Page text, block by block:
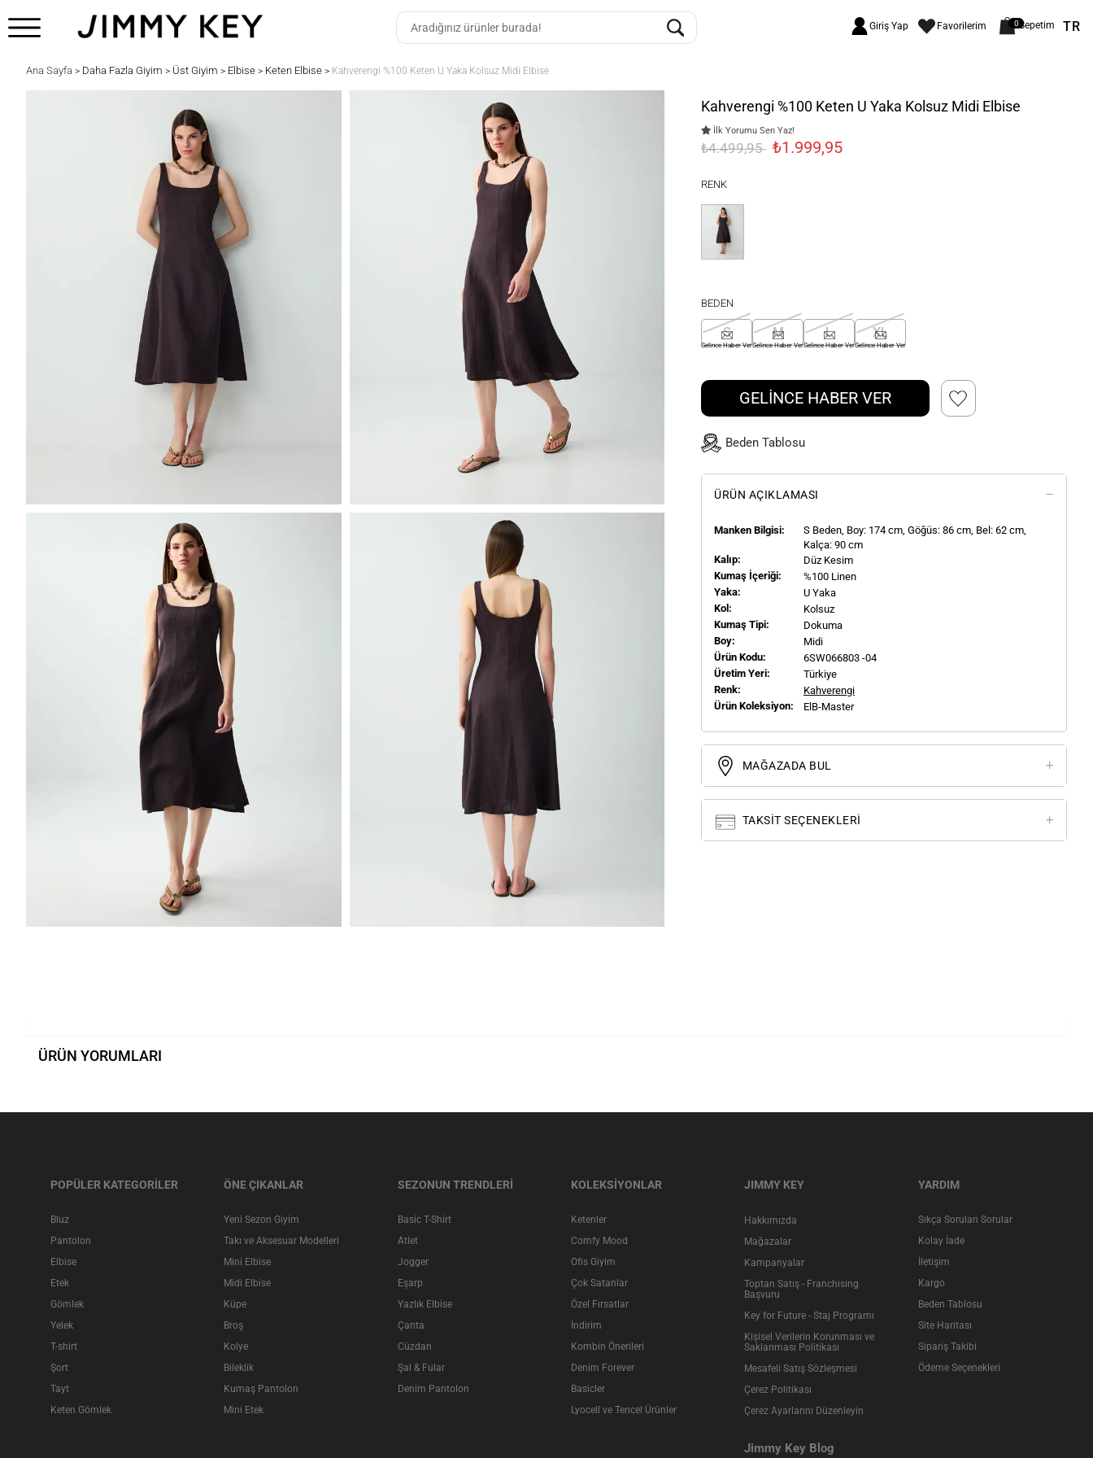
Giriş Yap Favorilerim 0Sepetim TR
Ana Sayfa > Daha Fazla Giyim > Üst Giyim > Elbise > Keten Elbise > Kahverengi %100 Keten U Yaka Kolsuz Midi Elbise
Kahverengi %100 Keten U Yaka Kolsuz Midi Elbise
İlk Yorumu Sen Yaz!
₺4.499,95 ₺1.999,95
RENK
BEDEN
S
Gelince Haber Ver
M
Gelince Haber Ver
L
Gelince Haber Ver
XL
Gelince Haber Ver
GELİNCE HABER VER
Beden Tablosu
ÜRÜN AÇIKLAMASI
Manken Bilgisi: S Beden, Boy: 174 cm, Göğüs: 86 cm, Bel: 62 cm,
Kalça: 90 cm
Kalıp:
Düz Kesim
Kumaş İçeriği:
%100 Linen
Yaka:
U Yaka
Kol:
Kolsuz
Kumaş Tipi:
Dokuma
Boy:
Midi
Ürün Kodu:
6SW066803 -04
Üretim Yeri:
Türkiye
Renk:
Kahverengi
Ürün Koleksiyon:
ElB-Master
MAĞAZADA BUL
TAKSIT SEÇENEKLERI
ÜRÜN YORUMLARI
POPÜLER KATEGORİLER
Bluz
Pantolon
Elbise
Etek
Gömlek
Yelek
T-shirt
Şort
Tayt
Keten Gömlek
ÖNE ÇIKANLAR
Yeni Sezon Giyim
Takı ve Aksesuar Modelleri
Mini Elbise
Midi Elbise
Küpe
Broş
Kolye
Bileklik
Kumaş Pantolon
Mini Etek
SEZONUN TRENDLERİ
Basic T-Shirt
Atlet
Jogger
Eşarp
Yazlık Elbise
Çanta
Cüzdan
Şal & Fular
Denim Pantolon
KOLEKSİYONLAR
Ketenler
Comfy Mood
Ofis Giyim
Çok Satanlar
Özel Fırsatlar
İndirim
Kombin Önerileri
Denim Forever
Basicler
Lyocell ve Tencel Ürünler
JIMMY KEY
Hakkımızda
Mağazalar
Kampanyalar
Toptan Satış - Franchising
Başvuru
Key for Future - Staj Programı
Kişisel Verilerin Korunması ve
Saklanması Politikası
Mesafeli Satış Sözleşmesi
Çerez Politikası
Çerez Ayarlarını Düzenleyin
Jimmy Key Blog
YARDIM
Sıkça Sorulan Sorular
Kolay İade
İletişim
Kargo
Beden Tablosu
Site Haritası
Sipariş Takibi
Ödeme Seçenekleri